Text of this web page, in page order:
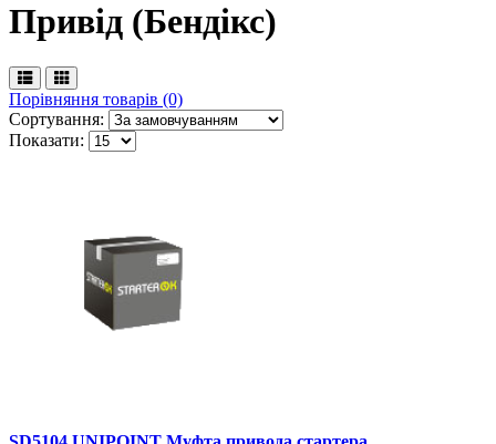
Привід (Бендікс)
Порівняння товарів (0)
Сортування:
Показати: